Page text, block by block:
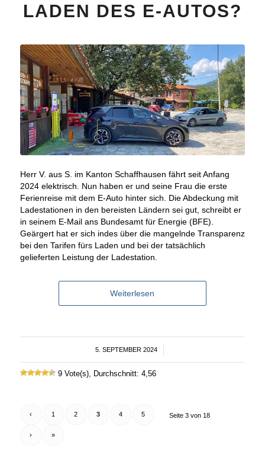
LADEN DES E-AUTOS?
Herr V. aus S. im Kanton Schaffhausen fährt seit Anfang
2024 elektrisch. Nun haben er und seine Frau die erste
Ferienreise mit dem E-Auto hinter sich. Die Abdeckung mit
Ladestationen in den bereisten Ländern sei gut, schreibt er
in seinem E-Mail ans Bundesamt für Energie (BFE).
Geärgert hat er sich indes über die mangelnde Transparenz
bei den Tarifen fürs Laden und bei der tatsächlich
gelieferten Leistung der Ladestation.
Weiterlesen
5. SEPTEMBER 2024
/
9 Vote(s), Durchschnitt: 4,56
Seite 3 von 18
‹ 1 2 3 4 5
› »